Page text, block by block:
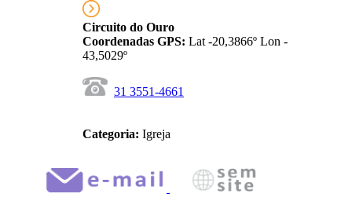
Circuito do Ouro
Coordenadas GPS: Lat -20,3866º Lon -
43,5029º
31 3551-4661
Categoria: Igreja